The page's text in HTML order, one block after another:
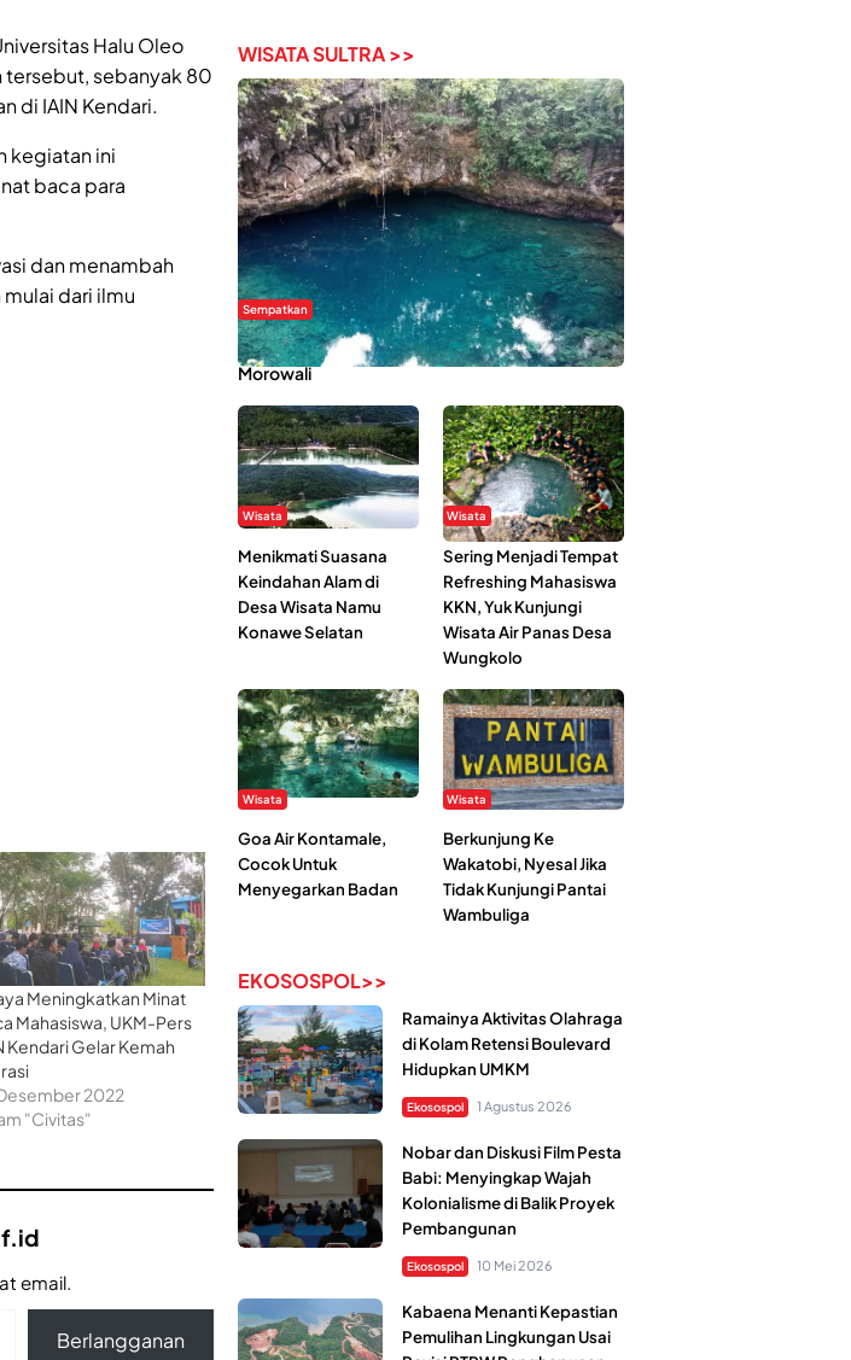
Halu Oleo
tersebut, sebanyak 80
di IAIN Kendari.
kegiatan ini
baca para
dan menambah
dari ilmu
Meningkatkan Minat
Mahasiswa, UKM-Pers
Kendari Gelar Kemah
2022
"Civitas"
email.
Berlangganan
WISATA SULTRA >>
Sempatkan
Danau Rebi-Rebi, Pesona Alam Tersembunyi di
Morowali
Wisata
Menikmati Suasana
Keindahan Alam di
Desa Wisata Namu
Konawe Selatan
Wisata
Sering Menjadi Tempat
Refreshing Mahasiswa
KKN, Yuk Kunjungi
Wisata Air Panas Desa
Wungkolo
Wisata
Goa Air Kontamale,
Cocok Untuk
Menyegarkan Badan
Wisata
Berkunjung Ke
Wakatobi, Nyesal Jika
Tidak Kunjungi Pantai
Wambuliga
EKOSOSPOL>>
Ramainya Aktivitas Olahraga
di Kolam Retensi Boulevard
Hidupkan UMKM
Ekosospol 1 Agustus 2026
Nobar dan Diskusi Film Pesta
Babi: Menyingkap Wajah
Kolonialisme di Balik Proyek
Pembangunan
Ekosospol 10 Mei 2026
Kabaena Menanti Kepastian
Pemulihan Lingkungan Usai